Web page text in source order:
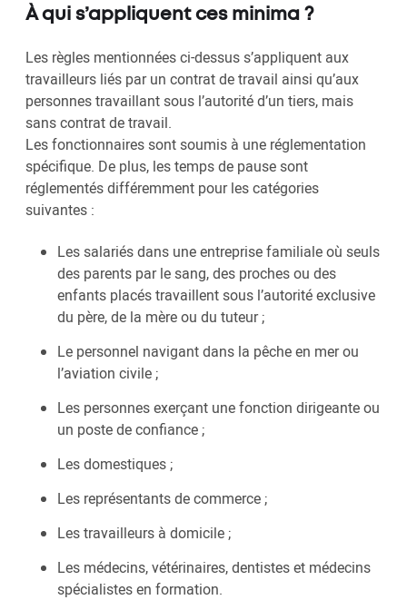
À qui s’appliquent ces minima ?
Les règles mentionnées ci-dessus s’appliquent aux
travailleurs liés par un contrat de travail ainsi qu’aux
personnes travaillant sous l’autorité d’un tiers, mais
sans contrat de travail.
Les fonctionnaires sont soumis à une réglementation
spécifique. De plus, les temps de pause sont
réglementés différemment pour les catégories
suivantes :
Les salariés dans une entreprise familiale où seuls
des parents par le sang, des proches ou des
enfants placés travaillent sous l’autorité exclusive
du père, de la mère ou du tuteur ;
Le personnel navigant dans la pêche en mer ou
l’aviation civile ;
Les personnes exerçant une fonction dirigeante ou
un poste de confiance ;
Les domestiques ;
Les représentants de commerce ;
Les travailleurs à domicile ;
Les médecins, vétérinaires, dentistes et médecins
spécialistes en formation.